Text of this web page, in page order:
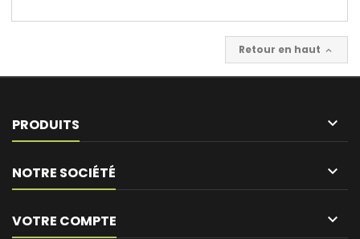
Retour en haut 
PRODUITS 
NOTRE SOCIÉTÉ 
VOTRE COMPTE 